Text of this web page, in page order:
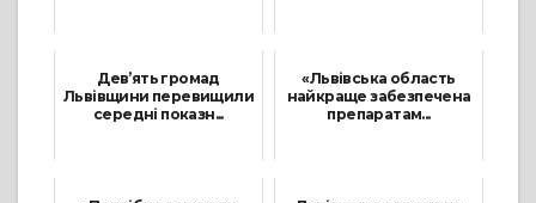
Дев’ять громад
Львівщини перевищили
середні показн...
«Львівська область
найкраще забезпечена
препаратам...